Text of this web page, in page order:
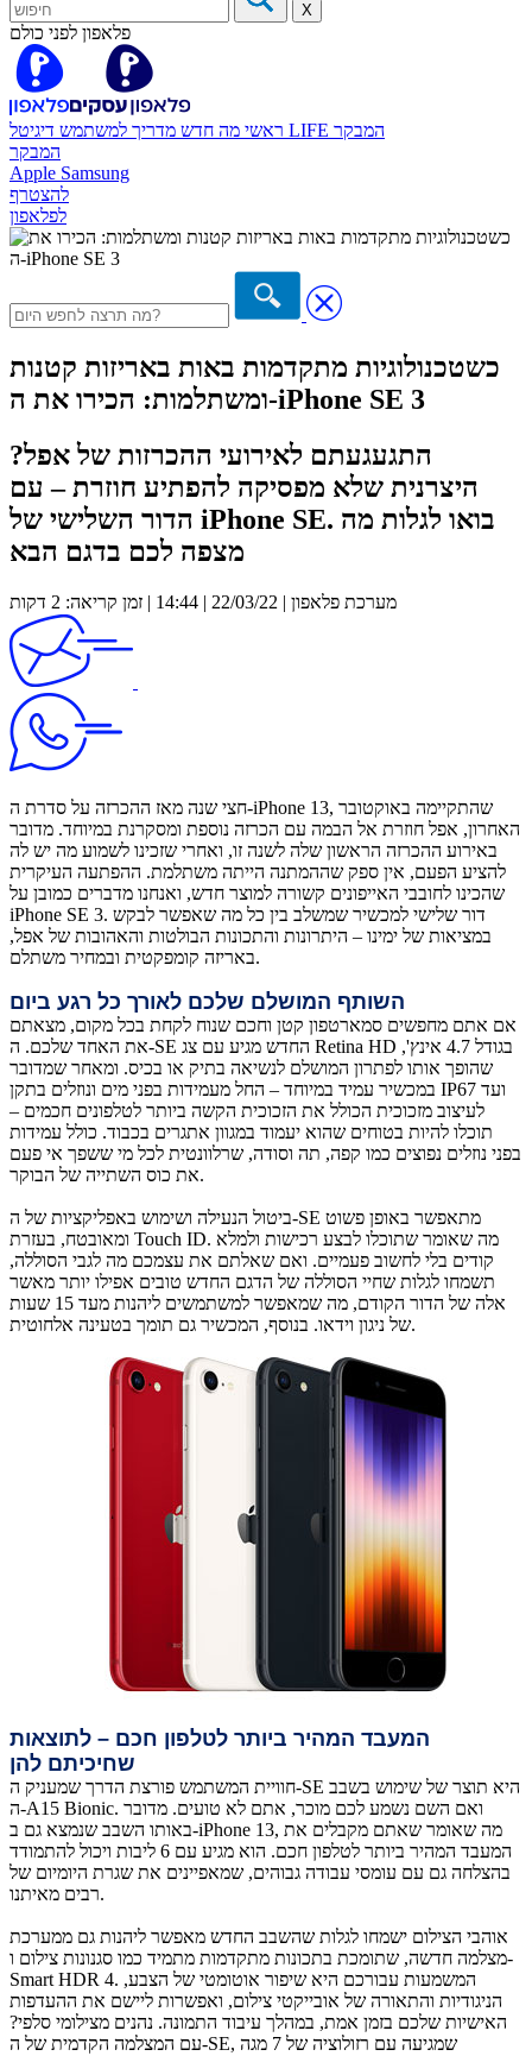
X
פלאפון לפני כולם
ראשי מה חדש מדריך למשתמש דיגיטל LIFE המבקר
המבקר
Apple Samsung
להצטרף
לפלאפון
כשטכנולוגיות מתקדמות באות באריזות קטנות
ומשתלמות: הכירו את ה-iPhone SE 3
התגעגעתם לאירועי ההכרזות של אפל?
היצרנית שלא מפסיקה להפתיע חוזרת – עם
הדור השלישי של iPhone SE. בואו לגלות מה
מצפה לכם בדגם הבא
מערכת פלאפון | 22/03/22 | 14:44 | זמן קריאה: 2 דקות
חצי שנה מאז ההכרזה על סדרת ה-iPhone 13, שהתקיימה באוקטובר
האחרון, אפל חוזרת אל הבמה עם הכרזה נוספת ומסקרנת במיוחד. מדובר
באירוע ההכרזה הראשון שלה לשנה זו, ואחרי שזכינו לשמוע מה יש לה
להציע הפעם, אין ספק שההמתנה הייתה משתלמת. ההפתעה העיקרית
שהכינו לחובבי האייפונים קשורה למוצר חדש, ואנחנו מדברים כמובן על
iPhone SE 3. דור שלישי למכשיר שמשלב בין כל מה שאפשר לבקש
במציאות של ימינו – היתרונות והתכונות הבולטות והאהובות של אפל,
באריזה קומפקטית ובמחיר משתלם.
השותף המושלם שלכם לאורך כל רגע ביום
אם אתם מחפשים סמארטפון קטן וחכם שנוח לקחת בכל מקום, מצאתם
את האחד שלכם. ה-SE החדש מגיע עם צג Retina HD בגודל 4.7 אינץ',
שהופך אותו לפתרון המושלם לנשיאה בתיק או בכיס. ומאחר שמדובר
במכשיר עמיד במיוחד – החל מעמידות בפני מים ונוזלים בתקן IP67 ועד
לעיצוב מזכוכית הכולל את הזכוכית הקשה ביותר לטלפונים חכמים –
תוכלו להיות בטוחים שהוא יעמוד במגוון אתגרים בכבוד. כולל עמידות
בפני נוזלים נפוצים כמו קפה, תה וסודה, שרלוונטית לכל מי ששפך אי פעם
את כוס השתייה של הבוקר.
ביטול הנעילה ושימוש באפליקציות של ה-SE מתאפשר באופן פשוט
ומאובטח, בעזרת Touch ID. מה שאומר שתוכלו לבצע רכישות ולמלא
קודים בלי לחשוב פעמיים. ואם שאלתם את עצמכם מה לגבי הסוללה,
תשמחו לגלות שחיי הסוללה של הדגם החדש טובים אפילו יותר מאשר
אלה של הדור הקודם, מה שמאפשר למשתמשים ליהנות מעד 15 שעות
של ניגון וידאו. בנוסף, המכשיר גם תומך בטעינה אלחוטית.
המעבד המהיר ביותר לטלפון חכם – לתוצאות
שחיכיתם להן
חוויית המשתמש פורצת הדרך שמעניק ה-SE היא תוצר של שימוש בשבב
ה-A15 Bionic. ואם השם נשמע לכם מוכר, אתם לא טועים. מדובר
באותו השבב שנמצא גם ב-iPhone 13, מה שאומר שאתם מקבלים את
המעבד המהיר ביותר לטלפון חכם. הוא מגיע עם 6 ליבות ויכול להתמודד
בהצלחה גם עם עומסי עבודה גבוהים, שמאפיינים את שגרת היומיום של
רבים מאיתנו.
אוהבי הצילום ישמחו לגלות שהשבב החדש מאפשר ליהנות גם ממערכת
מצלמה חדשה, שתומכת בתכונות מתקדמות מתמיד כמו סגנונות צילום ו-
Smart HDR 4. המשמעות עבורכם היא שיפור אוטומטי של הצבע,
הניגודיות והתאורה של אובייקטי צילום, ואפשרות ליישם את ההעדפות
האישיות שלכם בזמן אמת, במהלך עיבוד התמונה. נהנים מצילומי סלפי?
עם המצלמה הקדמית של ה-SE, שמגיעה עם רזולוציה של 7 מגה